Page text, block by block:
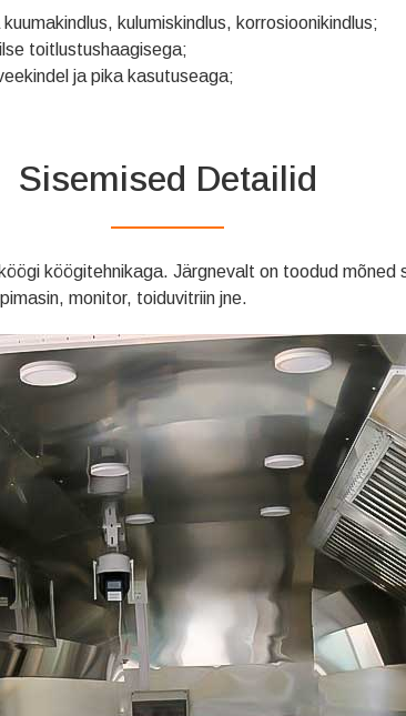
kulumiskindlus, korrosioonikindlus;
toitlustushaagisega;
ja pika kasutuseaga;
Sisemised Detailid
köögitehnikaga. Järgnevalt on toodud
monitor, toiduvitriin jne.